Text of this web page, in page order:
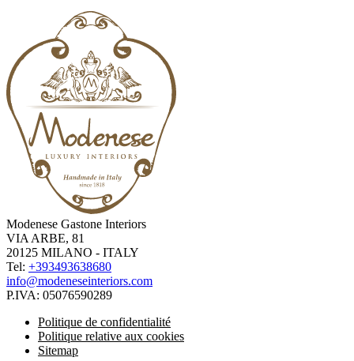
Modenese Gastone Interiors
VIA ARBE, 81
20125 MILANO - ITALY
Tel: +393493638680
info@modeneseinteriors.com
P.IVA: 05076590289
Politique de confidentialité
Politique relative aux cookies
Sitemap